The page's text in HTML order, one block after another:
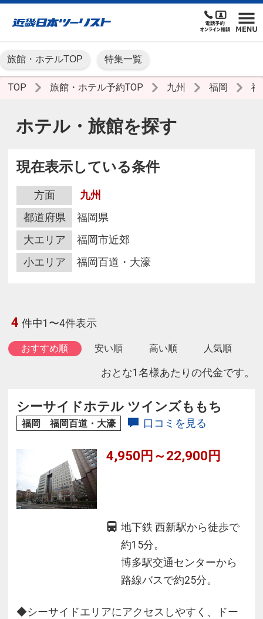
旅館・ホテルTOP 特集一覧
TOP 旅館・ホテル予約TOP 九州 福岡
ホテル・旅館を探す
現在表示している条件
方面
九州
都道府県
福岡県
大エリア
福岡市近郊
小エリア
福岡百道・大濠
4 件中1〜4件表示
おすすめ順 安い順 高い順 人気順
おとな1名様あたりの代金です。
シーサイドホテル ツインズももち
福岡 福岡百道・大濠 口コミを見る
4,950円～22,900円
地下鉄 西新駅から徒歩で
約15分。
博多駅交通センターから
路線バスで約25分。
◆シーサイドエリアにアクセスしやすく、ドー